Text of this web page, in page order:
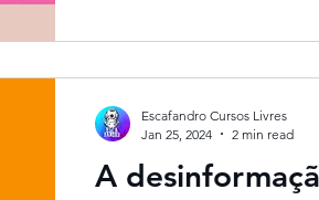
A
Escafandro Cursos Livres
Jan 25, 2024
2 min read